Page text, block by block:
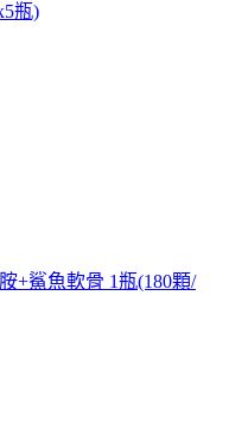
瓶)
+鯊魚軟骨 1瓶(180顆/